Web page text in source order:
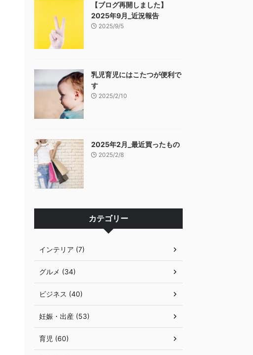
【ブログ再開しました】
2025年9月_近況報告
2025/9/5
乳児育児にはこたつが便利で
す
2025/2/10
2025年2月_最近買ったもの
2025/2/8
カテゴリー
インテリア (7)
グルメ (34)
ビジネス (40)
妊娠・出産 (53)
育児 (60)